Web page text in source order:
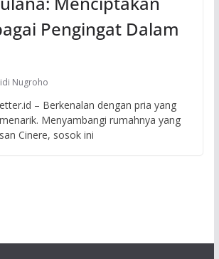
Pengingat Dalam
Nugroho
– Berkenalan dengan pria yang
Menyambangi rumahnya yang
Cinere, sosok ini